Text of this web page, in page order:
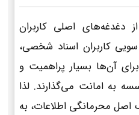
دغدغه‌های اصلی کاربران
کاربران اسناد شخصی،
آن‌ها بسیار پراهمیت و
به امانت می‌گذارند. لذا
اصل محرمانگی اطلاعات، به